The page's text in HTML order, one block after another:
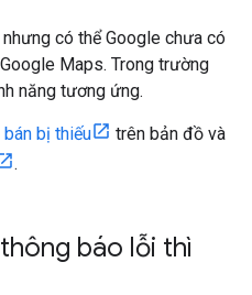
có thể Google chưa có
Maps. Trong trường
năng tương ứng.
bị thiếu
trên bản đồ và
.
báo lỗi thì